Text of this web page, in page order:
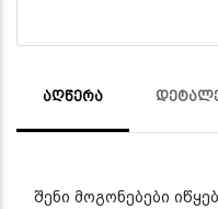
ᲐᲦᲬᲔᲠᲐ
შენი მოგონებები